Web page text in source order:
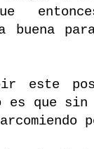
este
que sin